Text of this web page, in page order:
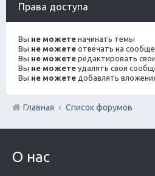
Права доступа
Вы не можете начинать темы
Вы не можете отвечать на
Вы не можете редактировать
Вы не можете удалять свои
Вы не можете добавлять
Главная Список форумов
О нас